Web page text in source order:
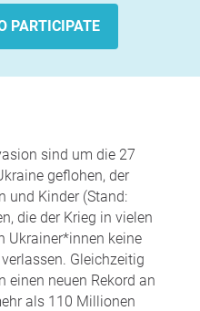
PARTICIPATE
sind um die 27
geflohen, der
und Kinder (Stand:
die der Krieg in vielen
Ukrainer*innen keine
Gleichzeitig
einen neuen Rekord an
als 110 Millionen